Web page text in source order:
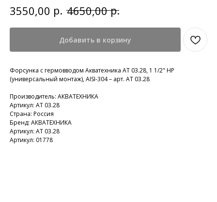
3550,00 р. 4650,00 р.
Добавить в корзину
Форсунка с гермовводом Акватехника АТ 03.28, 1 1/2" НР
(универсальный монтаж), AISI-304 – арт. АТ 03.28
Производитель: АКВАТЕХНИКА
Артикул: АТ 03.28
Страна: Россия
Бренд: АКВАТЕХНИКА
Артикул: АТ 03.28
Артикул: 01778